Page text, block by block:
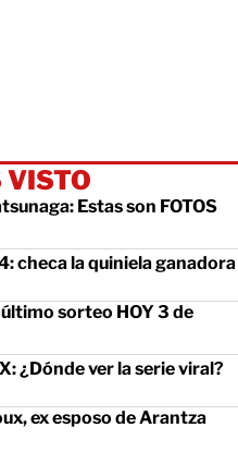
VISTO
Estas son FOTOS
checa la quiniela ganadora
sorteo HOY 3 de
¿Dónde ver la serie viral?
ex esposo de Arantza